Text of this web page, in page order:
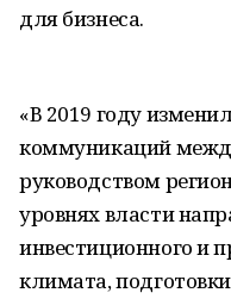
для бизнеса.
«В 2019 году
коммуникаций
руководством
уровнях власти
инвестиционного и
климата,